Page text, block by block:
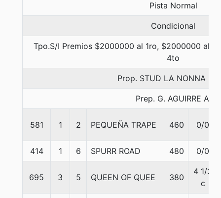
Pista Normal
Condicional
Tpo.S/I Premios $2000000 al 1ro, $2000000 al
4to
Prop. STUD LA NONNA
Prep. G. AGUIRRE A.
581 1 2 PEQUEÑA TRAPE 460 0/0
414 1 6 SPURR ROAD 480 0/0
695 3 5 QUEEN OF QUEE 380
4 1/2
c